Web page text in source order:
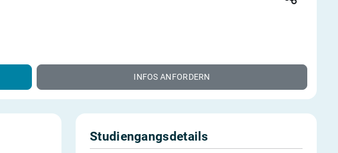
INFOS ANFORDERN
Studiengangsdetails